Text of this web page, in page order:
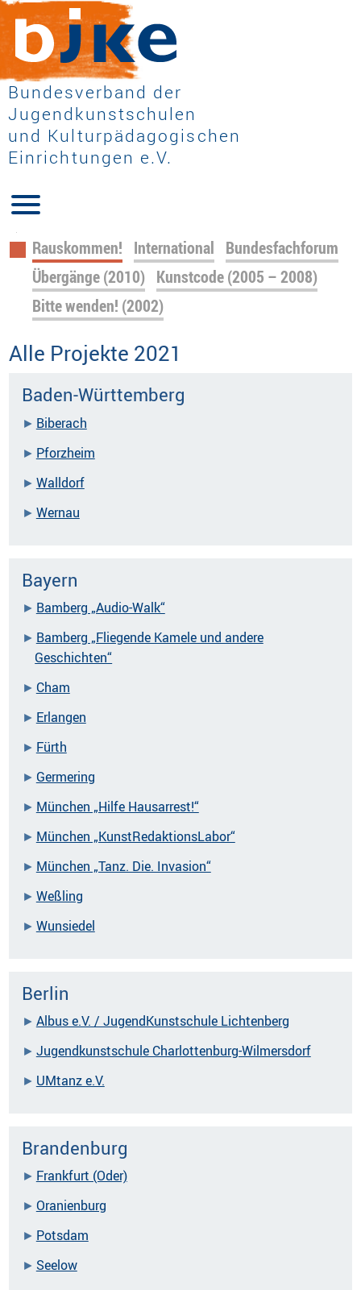
Bundesverband der
Jugendkunstschulen
und Kulturpädagogischen
Einrichtungen e.V.
Navigation
überspringen
Rauskommen! International Bundesfachforum
Übergänge (2010) Kunstcode (2005 – 2008)
Bitte wenden! (2002)
Alle Projekte 2021
Baden-Württemberg
Biberach
Pforzheim
Walldorf
Wernau
Bayern
Bamberg „Audio-Walk“
Bamberg „Fliegende Kamele und andere
Geschichten“
Cham
Erlangen
Fürth
Germering
München „Hilfe Hausarrest!“
München „KunstRedaktionsLabor“
München „Tanz. Die. Invasion“
Weßling
Wunsiedel
Berlin
Albus e.V. / JugendKunstschule Lichtenberg
Jugendkunstschule Charlottenburg-Wilmersdorf
UMtanz e.V.
Brandenburg
Frankfurt (Oder)
Oranienburg
Potsdam
Seelow